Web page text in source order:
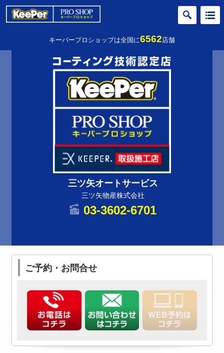
キーパープロショップは全国に6562店舗
三ツ矢オートサービス
三ツ矢物産株式会社
03-3602-6701
ご予約・お問合せ